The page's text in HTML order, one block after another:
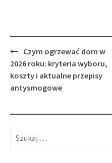
Post
navigation
Czym ogrzewać dom w
2026 roku: kryteria wyboru,
koszty i aktualne przepisy
antysmogowe